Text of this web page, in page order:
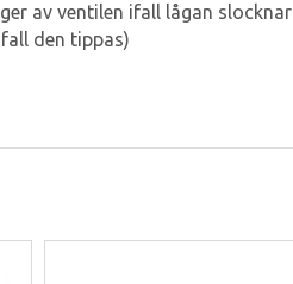
av ventilen ifall lågan slocknar
den tippas)